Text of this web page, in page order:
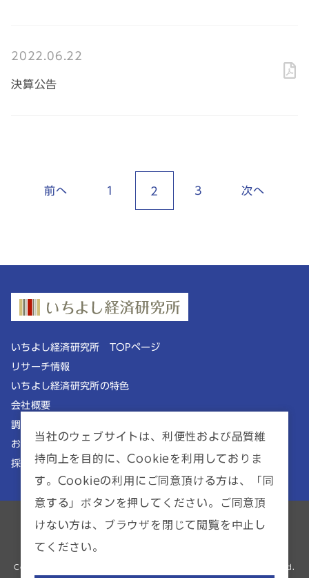
2022.06.22
決算公告
前へ 1 2 3 次へ
いちよし経済研究所 TOPページ
会社概要
調査理念
お知らせ
採用情報
いちよし経済研究所の特色
リサーチ情報
ポリシー一覧 サイトマップ
金融商品仲介業者 | 関東財務局長（金商）第2941号
Copyright © ICHIYOSHI RESEARCH INSTITUTE INC. All Rights Reserved.
当社のウェブサイトは、利便性および品質維
持向上を目的に、Cookieを利用しておりま
す。Cookieの利用にご同意頂ける方は、「同
意する」ボタンを押してください。ご同意頂
けない方は、ブラウザを閉じて閲覧を中止し
てください。